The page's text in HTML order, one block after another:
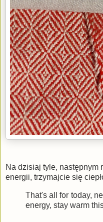
Na dzisiaj tyle, następnym
energii, trzymajcie się
That's all for today,
energy, stay warm